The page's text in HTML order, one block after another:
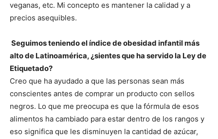
veganas, etc. Mi concepto es mantener la calidad y a
precios asequibles.
Seguimos teniendo el índice de obesidad infantil más
alto de Latinoamérica, ¿sientes que ha servido la Ley de
Etiquetado?
Creo que ha ayudado a que las personas sean más
conscientes antes de comprar un producto con sellos
negros. Lo que me preocupa es que la fórmula de esos
alimentos ha cambiado para estar dentro de los rangos y
eso significa que les disminuyen la cantidad de azúcar,